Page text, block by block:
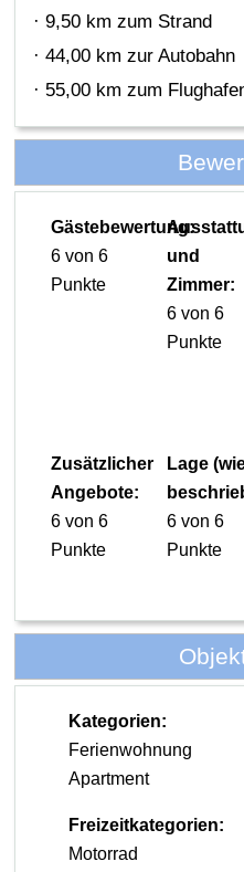
· 9,50 km zum Strand
· 44,00 km zur Autobahn
· 55,00 km zum
Gästebewertung:
6 von 6
Punkte
und
Zimmer:
6 von 6
Punkte
Zusätzlicher
Angebote:
6 von 6
Punkte
Lage
6 von 6
Punkte
Kategorien:
Ferienwohnung
Apartment
Freizeitkategorien:
Motorrad